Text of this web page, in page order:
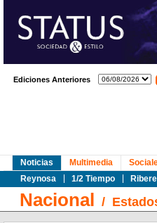
Ediciones Anteriores
Noticias
Reynosa
1/2 Tiempo
Multimedia
Nacional /